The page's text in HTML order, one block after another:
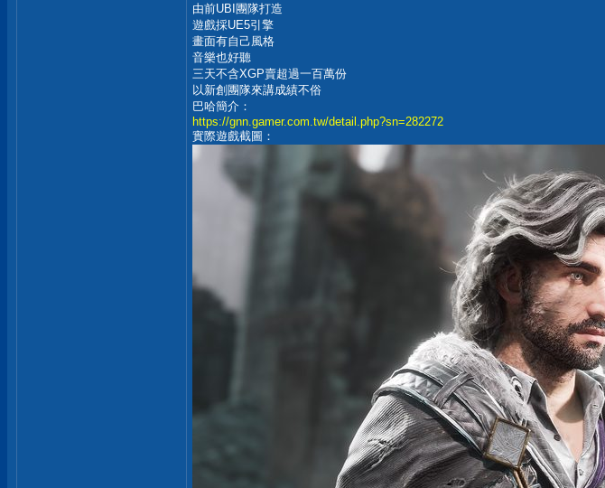
由前UBI團隊打造
遊戲採UE5引擎
畫面有自己風格
音樂也好聽
三天不含XGP賣超過一百萬份
以新創團隊來講成績不俗
巴哈簡介：
https://gnn.gamer.com.tw/detail.php?sn=282272
實際遊戲截圖：